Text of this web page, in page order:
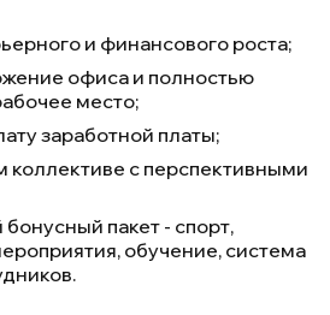
и финансового роста;
офиса и полностью
место;
заработной платы;
коллективе с перспективными
пакет - спорт,
обучение, система